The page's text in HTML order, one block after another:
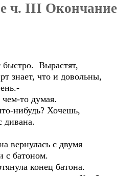
ч. III Окончание
Вырастят,
знает, что и довольны,
то думая.
нибудь? Хочешь,
дивана.
вернулась с двумя
с батоном.
конец батона.